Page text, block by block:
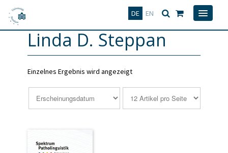
DE EN
Deutsch
Linda D. Steppan
Einzelnes Ergebnis wird angezeigt